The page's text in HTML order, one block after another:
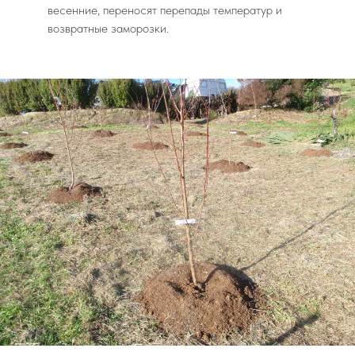
весенние, переносят перепады температур и
возвратные заморозки.